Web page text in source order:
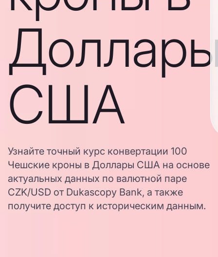
США
Узнайте точный курс конвертации 100
Чешские кроны в Доллары США на основе
актуальных данных по валютной паре
CZK/USD от Dukascopy Bank, а также
получите доступ к историческим данным.